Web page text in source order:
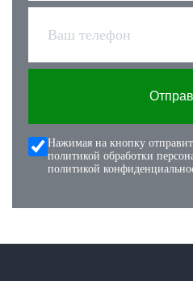
Нажимая на кнопку
политикой обработки
политикой